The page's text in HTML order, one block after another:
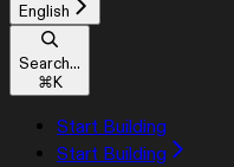
English
Search...
⌘K
Start Building
Start Building